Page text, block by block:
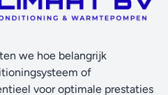
we hoe belangrijk
of
voor optimale prestaties